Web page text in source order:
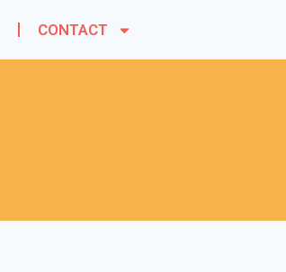
CONTACT